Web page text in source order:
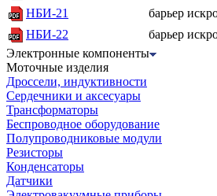
НБИ-21
барьер
НБИ-22
барьер
Электронные компоненты
Моточные изделия
Дроссели, индуктивности
Сердечники и аксесуары
Трансформаторы
Беспроводное оборудование
Полупроводниковые модули
Резисторы
Конденсаторы
Датчики